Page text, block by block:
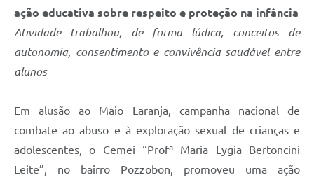
ação educativa sobre respeito e proteção na infância
Atividade trabalhou, de forma lúdica, conceitos de
autonomia, consentimento e convivência saudável entre
alunos
Em alusão ao Maio Laranja, campanha nacional de
combate ao abuso e à exploração sexual de crianças e
adolescentes, o Cemei “Profª Maria Lygia Bertoncini
Leite”, no bairro Pozzobon, promoveu uma ação